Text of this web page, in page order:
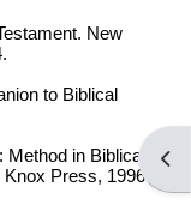
New
to Biblical
in Biblical
Press, 1996.